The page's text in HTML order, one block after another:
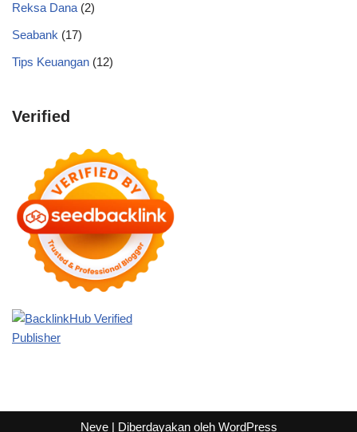
Reksa Dana (2)
Seabank (17)
Tips Keuangan (12)
Verified
Neve| Diberdayakan oleh WordPress